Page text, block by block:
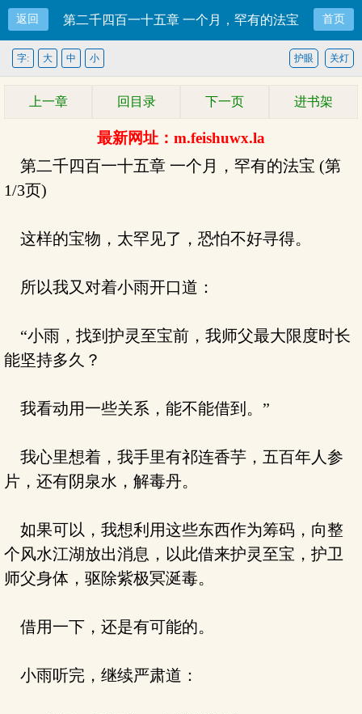
返回 第二千四百一十五章 一个月，罕有的法宝 首页
关灯
护眼
字: 大 中 小
上一章 回目录 下一页 进书架
最新网址：m.feishuwx.la
第二千四百一十五章 一个月，罕有的法宝 (第
1/3页)
这样的宝物，太罕见了，恐怕不好寻得。
所以我又对着小雨开口道：
“小雨，找到护灵至宝前，我师父最大限度时长
能坚持多久？
我看动用一些关系，能不能借到。”
我心里想着，我手里有祁连香芋，五百年人参
片，还有阴泉水，解毒丹。
如果可以，我想利用这些东西作为筹码，向整
个风水江湖放出消息，以此借来护灵至宝，护卫
师父身体，驱除紫极冥涎毒。
借用一下，还是有可能的。
小雨听完，继续严肃道：